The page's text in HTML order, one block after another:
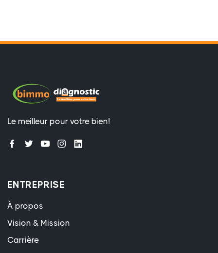
Le meilleur pour votre bien!
ENTREPRISE
À propos
Vision & Mission
Carrière